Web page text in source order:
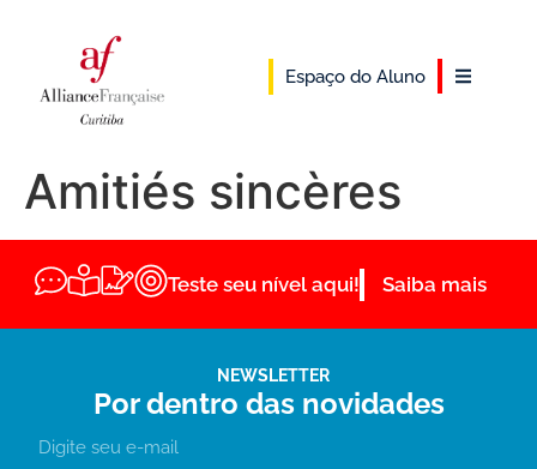
Espaço do Aluno
Amitiés sincères
Teste seu nível aqui! Saiba mais
NEWSLETTER
Por dentro das novidades